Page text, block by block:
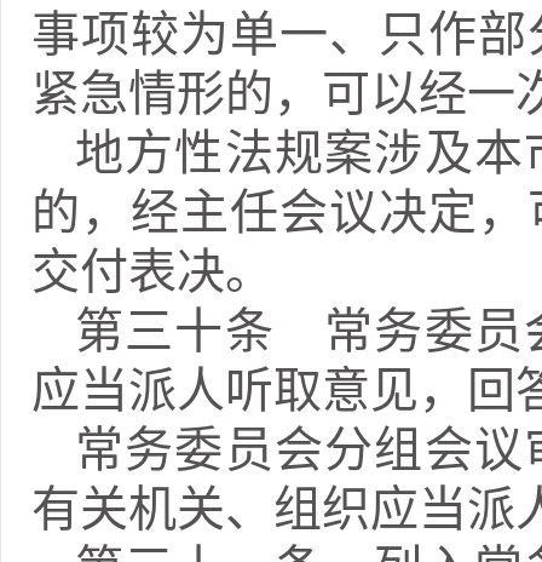
事项较为单一、只作
紧急情形的，可以经一
地方性法规案涉及
的，经主任会议决定
交付表决。
第三十条 常务委员
应当派人听取意见，回
常务委员会分组会
有关机关、组织应当派